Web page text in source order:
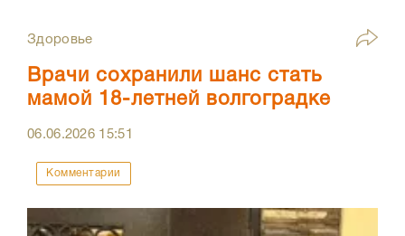
Здоровье
Врачи сохранили шанс стать
мамой 18-летней волгоградке
06.06.2026 15:51
Комментарии